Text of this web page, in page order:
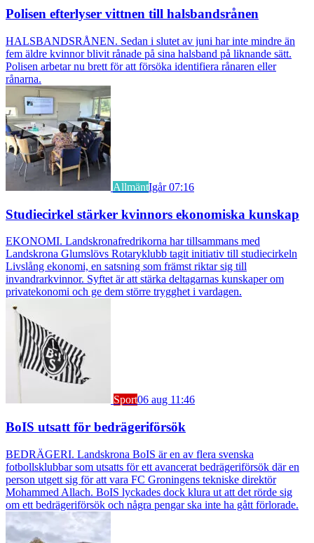
Polisen efterlyser vittnen till halsbandsrånen
HALSBANDSRÅNEN. Sedan i slutet av juni har inte mindre än
fem äldre kvinnor blivit rånade på sina halsband på liknande sätt.
Polisen arbetar nu brett för att försöka identifiera rånaren eller
rånarna.
AllmäntIgår 07:16
Studiecirkel stärker kvinnors ekonomiska kunskap
EKONOMI. Landskronafredrikorna har tillsammans med
Landskrona Glumslövs Rotaryklubb tagit initiativ till studiecirkeln
Livslång ekonomi, en satsning som främst riktar sig till
invandrarkvinnor. Syftet är att stärka deltagarnas kunskaper om
privatekonomi och ge dem större trygghet i vardagen.
Sport06 aug 11:46
BoIS utsatt för bedrägeriförsök
BEDRÄGERI. Landskrona BoIS är en av flera svenska
fotbollsklubbar som utsatts för ett avancerat bedrägeriförsök där en
person utgett sig för att vara FC Groningens tekniske direktör
Mohammed Allach. BoIS lyckades dock klura ut att det rörde sig
om ett bedrägeriförsök och några pengar ska inte ha gått förlorade.